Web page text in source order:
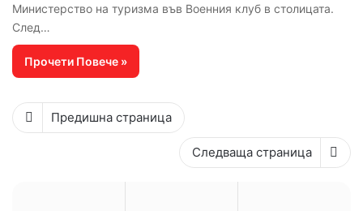
Министерство на туризма във Военния клуб в столицата.
След…
Прочети Повече »
Предишна страница
Следваща страница